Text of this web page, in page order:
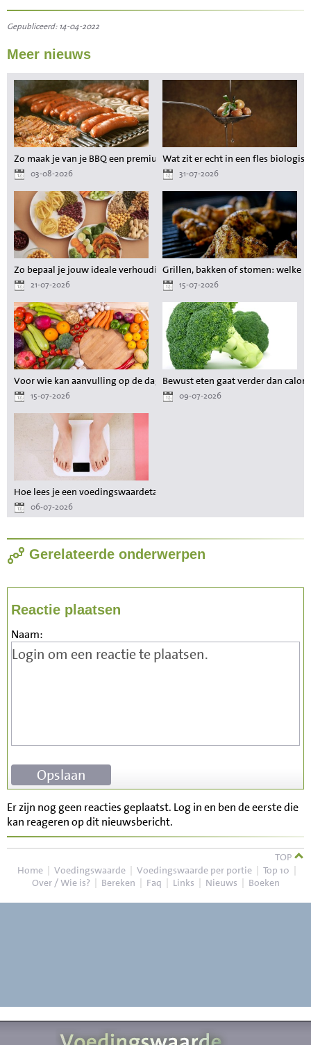
Gepubliceerd: 14-04-2022
Meer nieuws
Zo maak je van je BBQ een premium maaltijd zonder gedoe
03-08-2026
Wat zit er echt in een fles
31-07-2026
Zo bepaal je jouw ideale verhouding aan voedingsstoffen tijdens het
21-07-2026
Grillen, bakken of stomen: welke
15-07-2026
Voor wie kan aanvulling op de dagelijkse voeding waardevol zijn?
15-07-2026
Bewust eten gaat verder dan
09-07-2026
Hoe lees je een voedingswaardetabel als je wilt afvallen?
06-07-2026
Gerelateerde onderwerpen
Reactie plaatsen
Naam:
Er zijn nog geen reacties geplaatst. Log in en ben de eerste die
kan reageren op dit nieuwsbericht.
TOP
Home | Voedingswaarde | Voedingswaarde per portie | Top 10 |
Over / Wie is? | Bereken | Faq | Links | Nieuws | Boeken